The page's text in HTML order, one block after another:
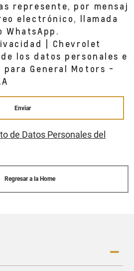
represente, por
electrónico, llamada
| Chevrolet
los datos personales es
General Motors -
Enviar
de Datos Personales del
Regresar a la Home